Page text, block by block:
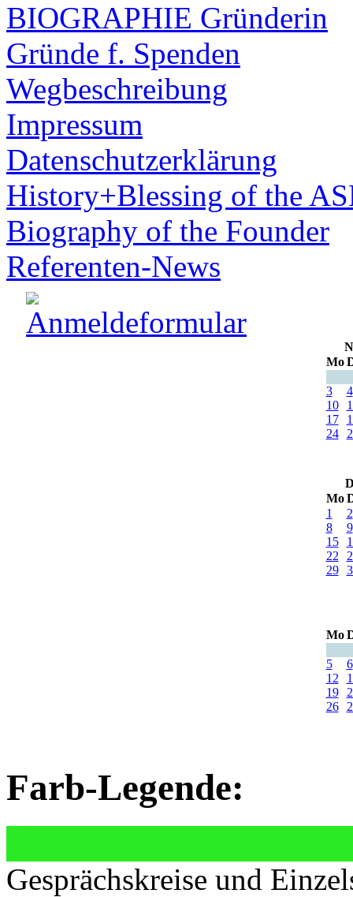
BIOGRAPHIE Gründerin
Gründe f. Spenden
Wegbeschreibung
Impressum
Datenschutzerklärung
History+Blessing of the
Biography of the Founder
Referenten-News
Mo
3
4
10
17
24
Mo
1
2
8
9
15
22
29
Mo
5
6
12
19
26
Farb-Legende:
Gesprächskreise und